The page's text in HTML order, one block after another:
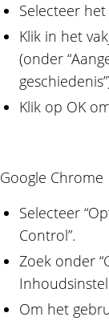
Selecteer het
Klik in het
(onder
Klik op OK
Google Chrome
Selecteer
Control”.
Zoek onder
Om het